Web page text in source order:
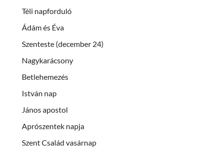
Téli napforduló
Ádám és Éva
Szenteste (december 24)
Nagykarácsony
Betlehemezés
István nap
János apostol
Aprószentek napja
Szent Család vasárnap